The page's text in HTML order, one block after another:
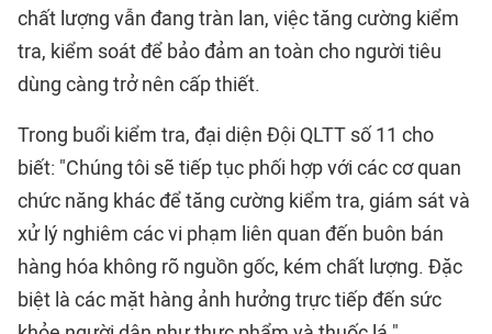
chất lượng vẫn đang tràn lan, việc tăng cường kiểm
tra, kiểm soát để bảo đảm an toàn cho người tiêu
dùng càng trở nên cấp thiết.
Trong buổi kiểm tra, đại diện Đội QLTT số 11 cho
biết: "Chúng tôi sẽ tiếp tục phối hợp với các cơ quan
chức năng khác để tăng cường kiểm tra, giám sát và
xử lý nghiêm các vi phạm liên quan đến buôn bán
hàng hóa không rõ nguồn gốc, kém chất lượng. Đặc
biệt là các mặt hàng ảnh hưởng trực tiếp đến sức